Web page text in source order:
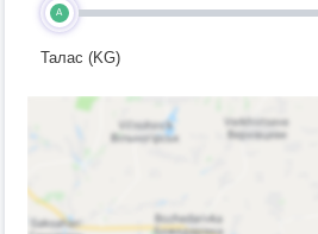
A
Талас (KG)